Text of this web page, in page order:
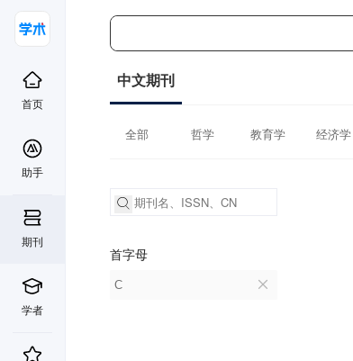
首页
助手
期刊
学者
中文期刊
全部 哲学 教育学 经济学
首字母
C